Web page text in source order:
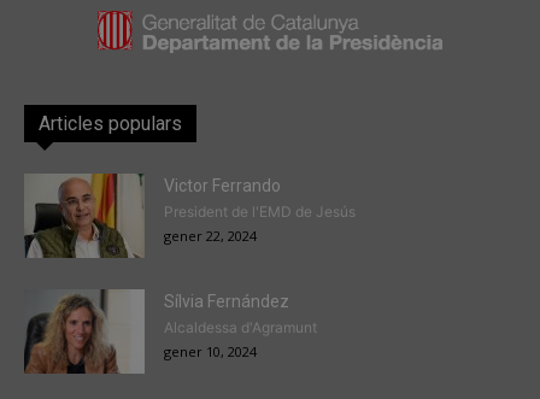
Articles populars
Victor Ferrando
President de l'EMD de Jesús
gener 22, 2024
Sílvia Fernández
Alcaldessa d'Agramunt
gener 10, 2024